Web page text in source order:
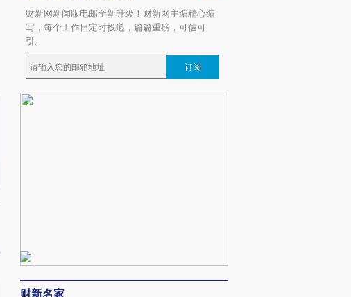
财新网新闻版电邮全新升级！财新网主编精心编
写，每个工作日定时投递，篇篇重磅，可信可
引。
订阅
财新名家